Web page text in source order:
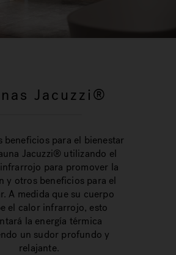
Jacuzzi®
beneficios para el bienestar
Jacuzzi® utilizando el
para promover la
y otros beneficios para el
A medida que su cuerpo
el calor infrarrojo, esto
la energía térmica
un sudor profundo y
relajante.